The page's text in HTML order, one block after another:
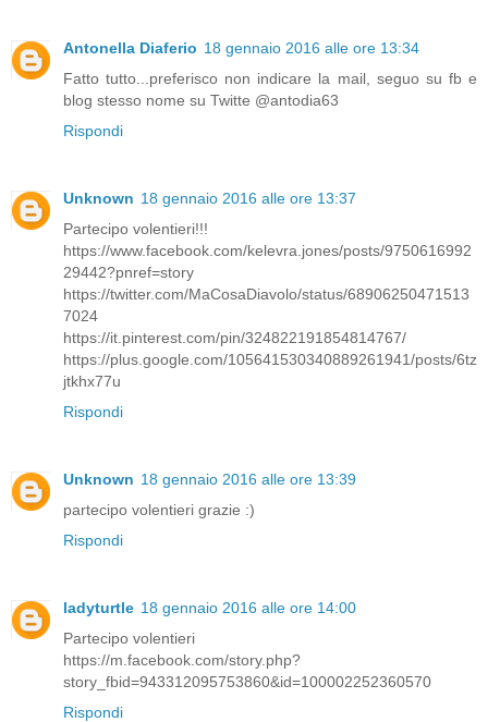
Antonella Diaferio 18 gennaio 2016 alle ore 13:34
Fatto tutto...preferisco non indicare la mail, seguo su fb e
blog stesso nome su Twitte @antodia63
Rispondi
Unknown 18 gennaio 2016 alle ore 13:37
Partecipo volentieri!!!
https://www.facebook.com/kelevra.jones/posts/9750616992
29442?pnref=story
https://twitter.com/MaCosaDiavolo/status/68906250471513
7024
https://it.pinterest.com/pin/324822191854814767/
https://plus.google.com/105641530340889261941/posts/6tz
jtkhx77u
Rispondi
Unknown 18 gennaio 2016 alle ore 13:39
partecipo volentieri grazie :)
Rispondi
ladyturtle 18 gennaio 2016 alle ore 14:00
Partecipo volentieri
https://m.facebook.com/story.php?
story_fbid=943312095753860&id=100002252360570
Rispondi